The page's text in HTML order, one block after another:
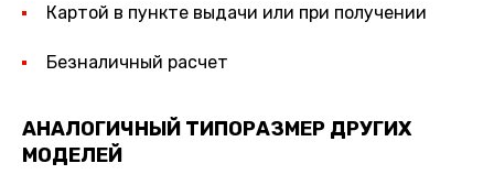
Картой в пункте выдачи или при получении
Безналичный расчет
АНАЛОГИЧНЫЙ ТИПОРАЗМЕР ДРУГИХ
МОДЕЛЕЙ